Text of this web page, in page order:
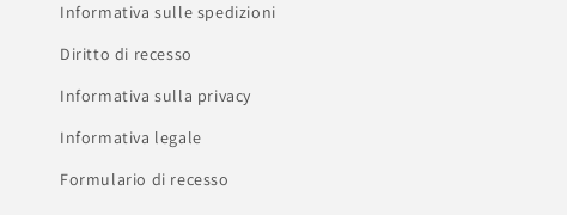
Informativa sulle spedizioni
Diritto di recesso
Informativa sulla privacy
Informativa legale
Formulario di recesso